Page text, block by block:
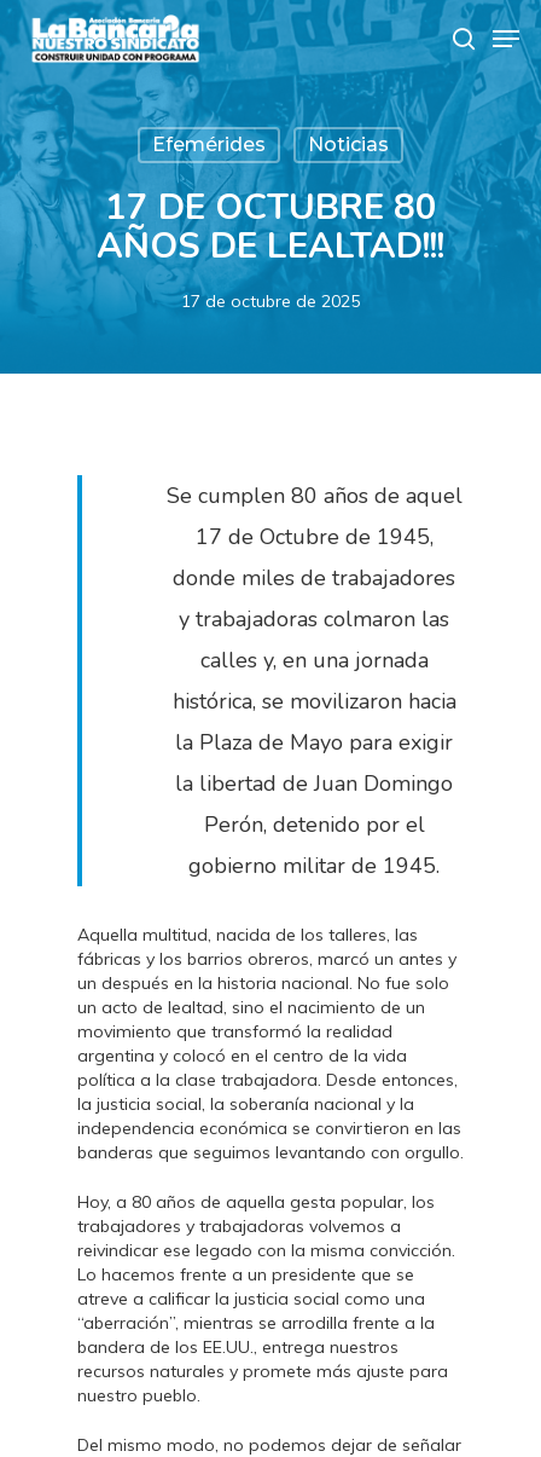
Skip
to
main
content
search
Efemérides Noticias
17 DE OCTUBRE 80
AÑOS DE LEALTAD!!!
17 de octubre de 2025
Se cumplen 80 años de aquel
17 de Octubre de 1945,
donde miles de trabajadores
y trabajadoras colmaron las
calles y, en una jornada
histórica, se movilizaron hacia
la Plaza de Mayo para exigir
la libertad de Juan Domingo
Perón, detenido por el
gobierno militar de 1945.
Aquella multitud, nacida de los talleres, las
fábricas y los barrios obreros, marcó un antes y
un después en la historia nacional. No fue solo
un acto de lealtad, sino el nacimiento de un
movimiento que transformó la realidad
argentina y colocó en el centro de la vida
política a la clase trabajadora. Desde entonces,
la justicia social, la soberanía nacional y la
independencia económica se convirtieron en las
banderas que seguimos levantando con orgullo.
Hoy, a 80 años de aquella gesta popular, los
trabajadores y trabajadoras volvemos a
reivindicar ese legado con la misma convicción.
Lo hacemos frente a un presidente que se
atreve a calificar la justicia social como una
“aberración”, mientras se arrodilla frente a la
bandera de los EE.UU., entrega nuestros
recursos naturales y promete más ajuste para
nuestro pueblo.
Del mismo modo, no podemos dejar de señalar